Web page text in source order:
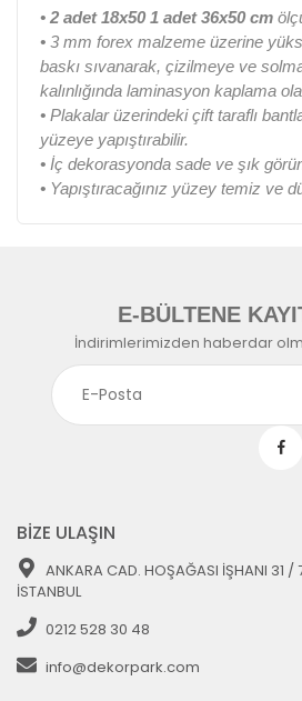
• 2 adet 18x50 1 adet 36x50 cm
• 3 mm forex malzeme üzerine
baskı sıvanarak, çizilmeye ve
kalınlığında laminasyon kaplama
• Plakalar üzerindeki çift taraflı
yüzeye yapıştırabilir.
• İç dekorasyonda sade ve şık
• Yapıştıracağınız yüzey temiz ve
E-BÜLTENE
İndirimlerimizden haberdar
BİZE ULAŞIN
ANKARA CAD. HOŞAĞASI İŞHANI 31 /
İSTANBUL
0212 528 30 48
info@dekorpark.com